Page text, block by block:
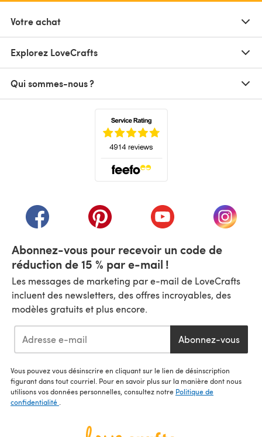
Votre achat
Explorez LoveCrafts
Qui sommes-nous ?
(s'ouvre dans un nouvel onglet)
(s'ouvre dans un nouvel onglet)
(s'ouvre dans un(s'ouvre
Abonnez-vous pour recevoir un code de
réduction de 15 % par e-mail !
Les messages de marketing par e-mail de LoveCrafts
incluent des newsletters, des offres incroyables, des
modèles gratuits et plus encore.
Abonnez-vous
Vous pouvez vous désinscrire en cliquant sur le lien de désinscription
figurant dans tout courriel. Pour en savoir plus sur la manière dont nous
utilisons vos données personnelles, consultez notre Politique de
confidentialité